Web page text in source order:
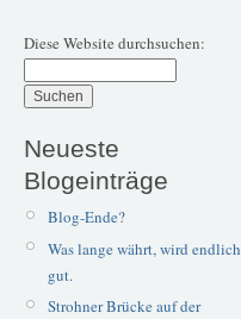
Diese Website durchsuchen:
Neueste
Blogeinträge
Blog-Ende?
Was lange währt, wird endlich
gut.
Strohner Brücke auf der